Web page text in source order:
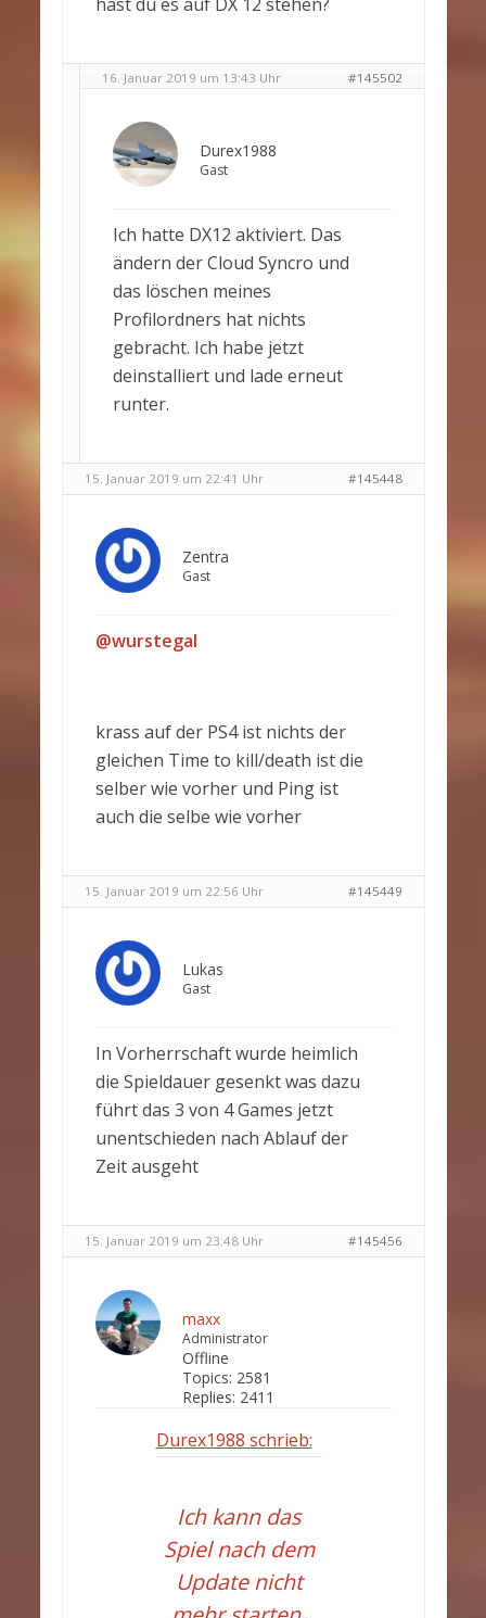
16. Januar 2019 um 13:43 Uhr #145502
Durex1988
Gast
Ich hatte DX12 aktiviert. Das
ändern der Cloud Syncro und
das löschen meines
Profilordners hat nichts
gebracht. Ich habe jetzt
deinstalliert und lade erneut
runter.
15. Januar 2019 um 22:41 Uhr #145448
Zentra
Gast
@wurstegal
krass auf der PS4 ist nichts der
gleichen Time to kill/death ist die
selber wie vorher und Ping ist
auch die selbe wie vorher
15. Januar 2019 um 22:56 Uhr #145449
Lukas
Gast
In Vorherrschaft wurde heimlich
die Spieldauer gesenkt was dazu
führt das 3 von 4 Games jetzt
unentschieden nach Ablauf der
Zeit ausgeht
15. Januar 2019 um 23:48 Uhr #145456
maxx
Administrator
Offline
Topics: 2581
Replies: 2411
Durex1988 schrieb:
Ich kann das
Spiel nach dem
Update nicht